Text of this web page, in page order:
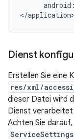
</application>
Dienst
Erstellen Sie eine
res/xml/
dieser Datei wird
Dienst verarbeitet
Achten Sie